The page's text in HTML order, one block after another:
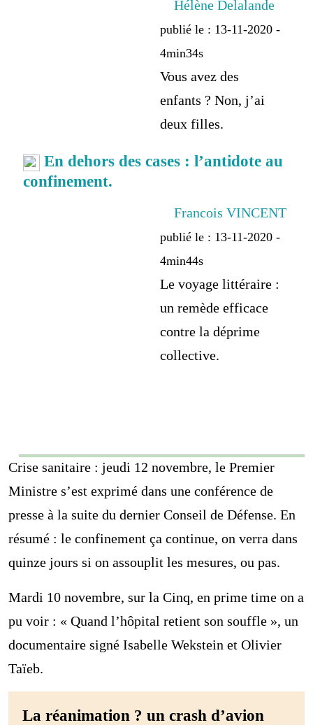
Hélène Delalande
publié le : 13-11-2020 -
4min34s
Vous avez des
enfants ? Non, j’ai
deux filles.
En dehors des cases : l’antidote au
confinement.
Francois VINCENT
publié le : 13-11-2020 -
4min44s
Le voyage littéraire :
un remède efficace
contre la déprime
collective.
Crise sanitaire : jeudi 12 novembre, le Premier
Ministre s’est exprimé dans une conférence de
presse à la suite du dernier Conseil de Défense. En
résumé : le confinement ça continue, on verra dans
quinze jours si on assouplit les mesures, ou pas.
Mardi 10 novembre, sur la Cinq, en prime time on a
pu voir : « Quand l’hôpital retient son souffle », un
documentaire signé Isabelle Wekstein et Olivier
Taïeb.
La réanimation ? un crash d’avion